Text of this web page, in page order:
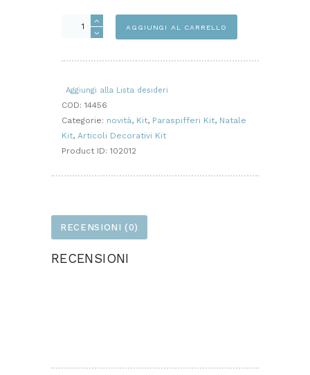
HOME
AGGIUNGI AL CARRELLO
Aggiungi alla Lista desideri
COD: 14456
Categorie: novità, Kit, Paraspifferi Kit, Natale
Kit, Articoli Decorativi Kit
Product ID: 102012
RECENSIONI (0)
RECENSIONI